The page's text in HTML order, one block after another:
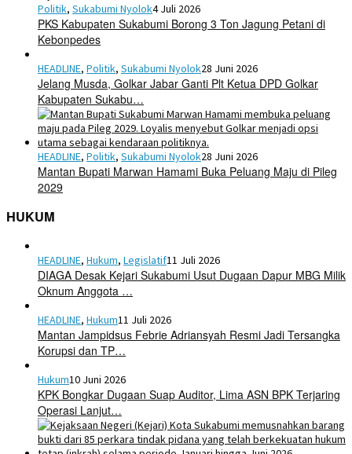
Politik, Sukabumi Nyolok4 Juli 2026
PKS Kabupaten Sukabumi Borong 3 Ton Jagung Petani di
Kebonpedes
HEADLINE, Politik, Sukabumi Nyolok28 Juni 2026
Jelang Musda, Golkar Jabar Ganti Plt Ketua DPD Golkar
Kabupaten Sukabu…
HEADLINE, Politik, Sukabumi Nyolok28 Juni 2026
Mantan Bupati Marwan Hamami Buka Peluang Maju di Pileg
2029
HUKUM
HEADLINE, Hukum, Legislatif11 Juli 2026
DIAGA Desak Kejari Sukabumi Usut Dugaan Dapur MBG Milik
Oknum Anggota …
HEADLINE, Hukum11 Juli 2026
Mantan Jampidsus Febrie Adriansyah Resmi Jadi Tersangka
Korupsi dan TP…
Hukum10 Juni 2026
KPK Bongkar Dugaan Suap Auditor, Lima ASN BPK Terjaring
Operasi Lanjut…